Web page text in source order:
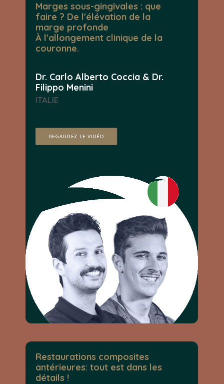
Marges sous-gingivales : que
faire ? De l'élévation de la
marge profonde
À l'allongement clinique de la
couronne.
Dr. Carlo Alberto Coccia & Dr.
Filippo Menini
ITALIE
REGARDEZ LE VIDÉO
Restaurations composites
antérieures: tout est dans les
détails !